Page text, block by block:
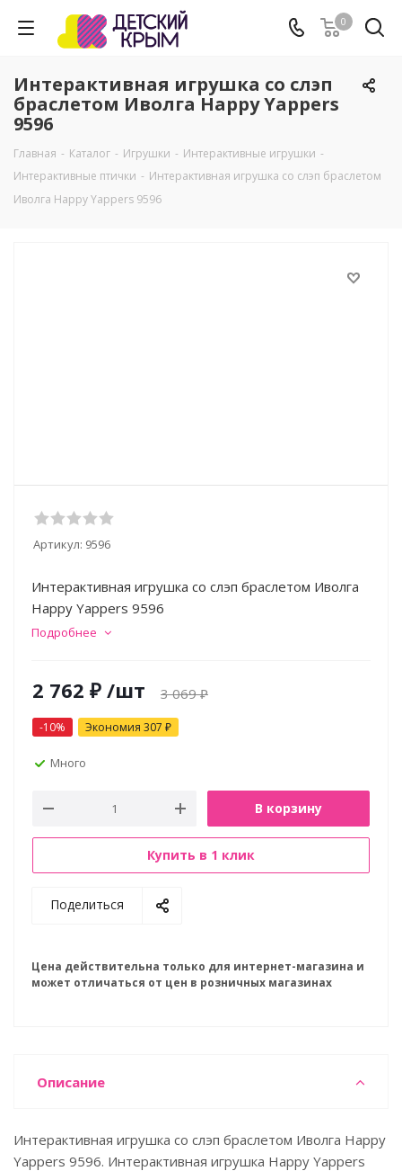
0
Интерактивная игрушка со слэп
браслетом Иволга Happy Yappers
9596
Главная - Каталог - Игрушки - Интерактивные игрушки -
Интерактивные птички - Интерактивная игрушка со слэп браслетом
Иволга Happy Yappers 9596
Артикул: 9596
Интерактивная игрушка со слэп браслетом Иволга
Happy Yappers 9596
Подробнее
2 762 ₽ /шт 3 069₽
-10% Экономия 307 ₽
Много
В корзину
Купить в 1 клик
Поделиться
Цена действительна только для интернет-магазина и
может отличаться от цен в розничных магазинах
Описание
Интерактивная игрушка со слэп браслетом Иволга Happy
Yappers 9596. Интерактивная игрушка Happy Yappers